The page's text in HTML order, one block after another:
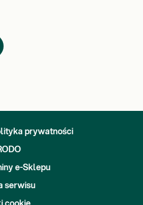
prywatności
e-Sklepu
serwisu